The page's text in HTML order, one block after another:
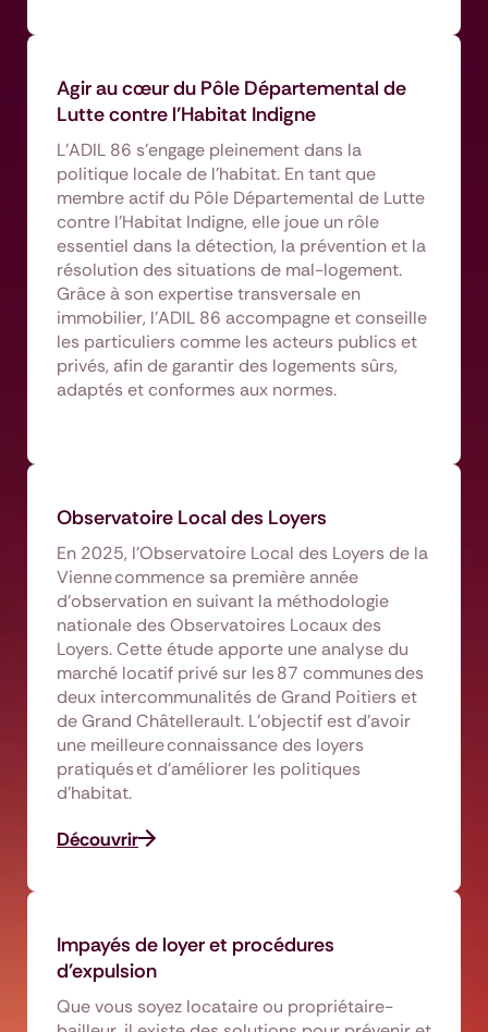
Agir au cœur du Pôle Départemental de
Lutte contre l’Habitat Indigne
L’ADIL 86 s’engage pleinement dans la
politique locale de l’habitat. En tant que
membre actif du Pôle Départemental de Lutte
contre l’Habitat Indigne, elle joue un rôle
essentiel dans la détection, la prévention et la
résolution des situations de mal-logement.
Grâce à son expertise transversale en
immobilier, l’ADIL 86 accompagne et conseille
les particuliers comme les acteurs publics et
privés, afin de garantir des logements sûrs,
adaptés et conformes aux normes.
Observatoire Local des Loyers
En 2025, l’Observatoire Local des Loyers de la
Vienne commence sa première année
d’observation en suivant la méthodologie
nationale des Observatoires Locaux des
Loyers. Cette étude apporte une analyse du
marché locatif privé sur les 87 communes des
deux intercommunalités de Grand Poitiers et
de Grand Châtellerault. L’objectif est d’avoir
une meilleure connaissance des loyers
pratiqués et d’améliorer les politiques
d’habitat.
Découvrir
Impayés de loyer et procédures
d'expulsion
Que vous soyez locataire ou propriétaire-